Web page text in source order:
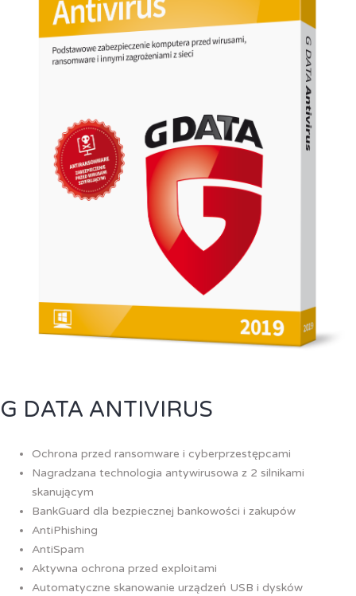
G DATA ANTIVIRUS
Ochrona przed ransomware i cyberprzestępcami
Nagradzana technologia antywirusowa z 2 silnikami
skanującym
BankGuard dla bezpiecznej bankowości i zakupów
AntiPhishing
AntiSpam
Aktywna ochrona przed exploitami
Automatyczne skanowanie urządzeń USB i dysków